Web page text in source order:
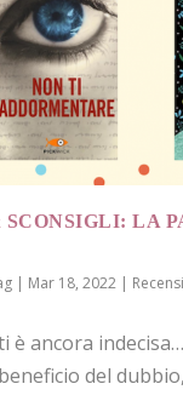
LA
| Mar 18, 2022 |
è ancora
del